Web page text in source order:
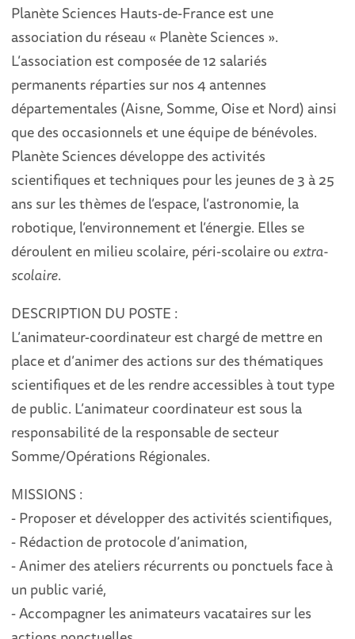
Planète Sciences Hauts-de-France est une
association du réseau « Planète Sciences ».
L’association est composée de 12 salariés
permanents réparties sur nos 4 antennes
départementales (Aisne, Somme, Oise et Nord) ainsi
que des occasionnels et une équipe de bénévoles.
Planète Sciences développe des activités
scientifiques et techniques pour les jeunes de 3 à 25
ans sur les thèmes de l’espace, l’astronomie, la
robotique, l’environnement et l’énergie. Elles se
déroulent en milieu scolaire, péri-scolaire ou extra-
scolaire.
DESCRIPTION DU POSTE :
L’animateur-coordinateur est chargé de mettre en
place et d’animer des actions sur des thématiques
scientifiques et de les rendre accessibles à tout type
de public. L’animateur coordinateur est sous la
responsabilité de la responsable de secteur
Somme/Opérations Régionales.
MISSIONS :
- Proposer et développer des activités scientifiques,
- Rédaction de protocole d’animation,
- Animer des ateliers récurrents ou ponctuels face à
un public varié,
- Accompagner les animateurs vacataires sur les